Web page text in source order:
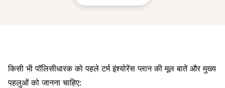
किसी भी पॉलिसीधारक को पहले टर्म इंश्योरेंस प्लान की मूल बातें और मुख्य
पहलुओं को जानना चाहिए: